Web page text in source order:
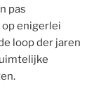
pas
enigerlei
loop der jaren